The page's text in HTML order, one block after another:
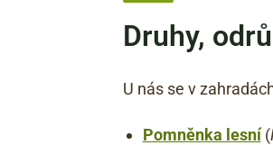
Druhy,
U nás se v
Pomněnka lesní(